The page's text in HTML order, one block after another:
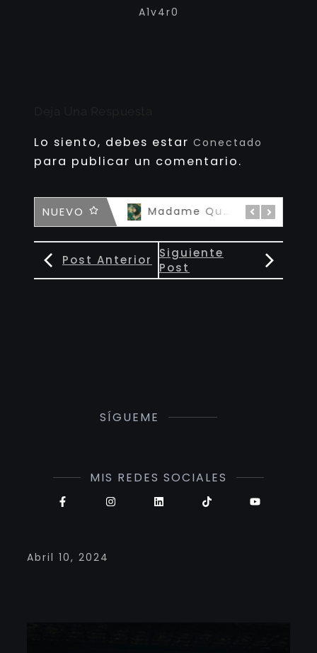
A1v4r0
Lo siento, debes estar Conectado
para publicar un comentario.
NUEVO Madame Queen Kintsugi – 私の女王
Post Anterior
Siguiente
Post
SÍGUEME
MIS REDES SOCIALES
Abril 10, 2024